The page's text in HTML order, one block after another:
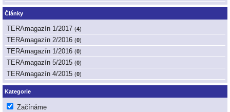
Články
TERAmagazín 1/2017 (4)
TERAmagazín 2/2016 (0)
TERAmagazín 1/2016 (0)
TERAmagazín 5/2015 (0)
TERAmagazín 4/2015 (0)
Kategorie
Začínáme